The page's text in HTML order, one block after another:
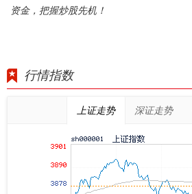
资金，把握炒股先机！
行情指数
上证走势 深证走势